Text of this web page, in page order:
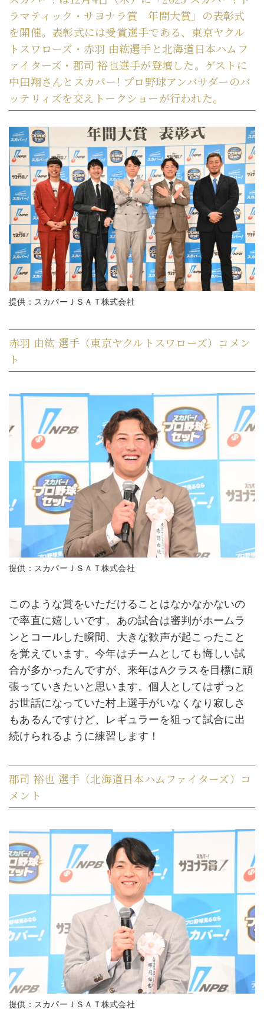
ラマティック・サヨナラ賞 年間大賞」の表彰式
を開催。表彰式には受賞選手である、東京ヤクル
トスワローズ・赤羽 由紘選手と北海道日本ハムフ
ァイターズ・郡司 裕也選手が登壇した。ゲストに
中田翔さんとスカパー! プロ野球アンバサダーのバ
ッテリィズを交えトークショーが行われた。
提供：スカパーＪＳＡＴ株式会社
赤羽 由紘 選手（東京ヤクルトスワローズ）コメン
ト
提供：スカパーＪＳＡＴ株式会社
このような賞をいただけることはなかなかないの
で率直に嬉しいです。あの試合は審判がホームラ
ンとコールした瞬間、大きな歓声が起こったこと
を覚えています。今年はチームとしても悔しい試
合が多かったんですが、来年はAクラスを目標に頑
張っていきたいと思います。個人としてはずっと
お世話になっていた村上選手がいなくなり寂しさ
もあるんですけど、レギュラーを狙って試合に出
続けられるように練習します！
郡司 裕也 選手（北海道日本ハムファイターズ）コ
メント
提供：スカパーＪＳＡＴ株式会社